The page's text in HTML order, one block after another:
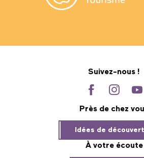
Suivez-nous !
Près de chez
Idées de
À votre écoute